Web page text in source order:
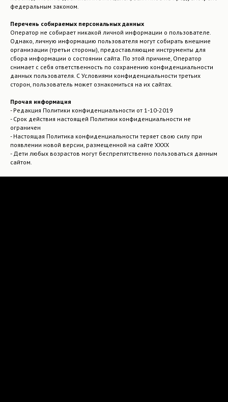
федеральным законом.
Перечень собираемых персональных данных
Оператор не собирает никакой личной информации о пользователе.
Однако, личную информацию пользователя могут собирать внешние
организации (третьи стороны), предоставляющие инструменты для
сбора информации о состоянии сайта. По этой причине, Оператор
снимает с себя ответственность по сохранению конфиденциальности
данных пользователя. С Условиями конфиденциальности третьих
сторон, пользователь может ознакомиться на их сайтах.
Прочая информация
- Редакция Политики конфиденциальности от 1-10-2019
- Срок действия настоящей Политики конфиденциальности не
ограничен
- Настоящая Политика конфиденциальности теряет свою силу при
появлении новой версии, размещенной на сайте ХХХХ
- Дети любых возрастов могут беспрепятственно пользоваться данным
сайтом.